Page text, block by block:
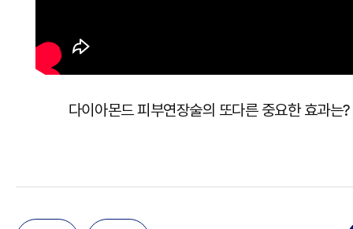
다이아몬드 피부연장술의 또다른 중요한 효과는